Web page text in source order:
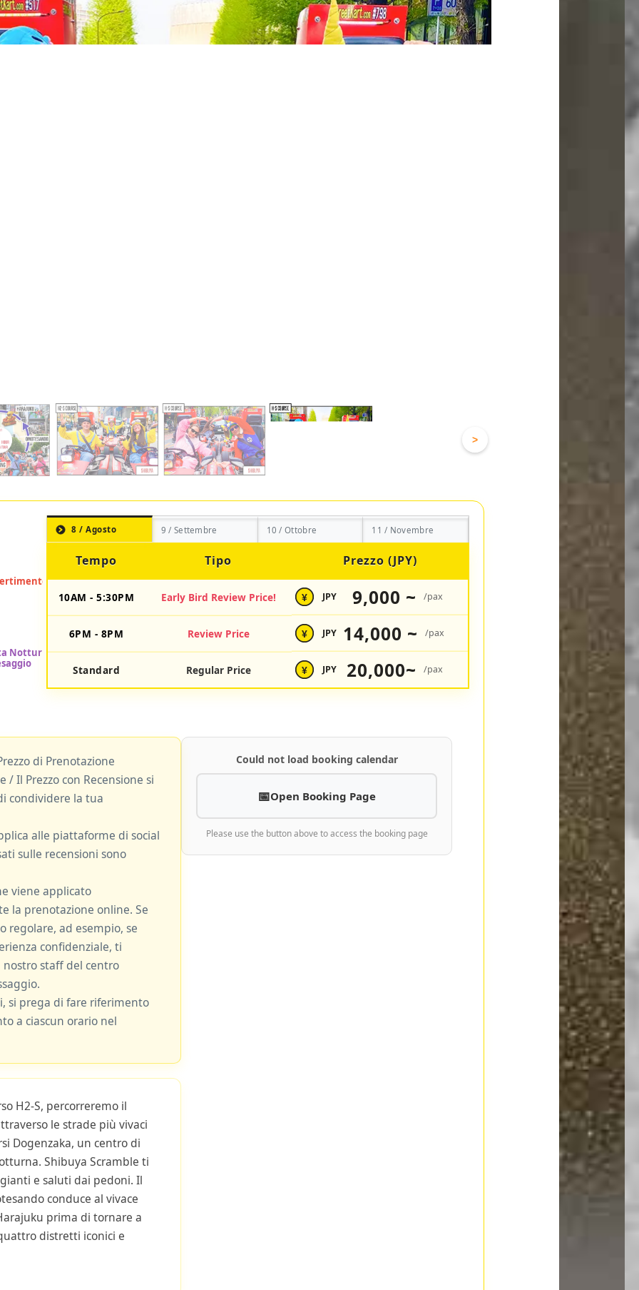
>
8 / Agosto 9 / Settembre 10 / Ottobre 11 / Novembre
Tempo Tipo Prezzo (JPY)
10AM - 5:30PM Early Bird Review Price! ¥ JPY 9,000 ~ /pax
6PM - 8PM Review Price ¥ JPY 14,000 ~ /pax
Standard Regular Price ¥ JPY 20,000~ /pax
di Prenotazione
/ Il Prezzo con Recensione si
condividere la tua
alle piattaforme di social
sulle recensioni sono
viene applicato
la prenotazione online. Se
regolare, ad esempio, se
confidenziale, ti
staff del centro
si prega di fare riferimento
a ciascun orario nel
H2-S, percorreremo il
le strade più vivaci
Dogenzaka, un centro di
Shibuya Scramble ti
e saluti dai pedoni. Il
conduce al vivace
prima di tornare a
distretti iconici e
Could not load booking calendar
Open Booking Page
Please use the button above to access the booking page